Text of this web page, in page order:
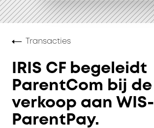
Transacties
IRIS CF begeleidt
ParentCom bij de
verkoop aan WIS-
ParentPay.